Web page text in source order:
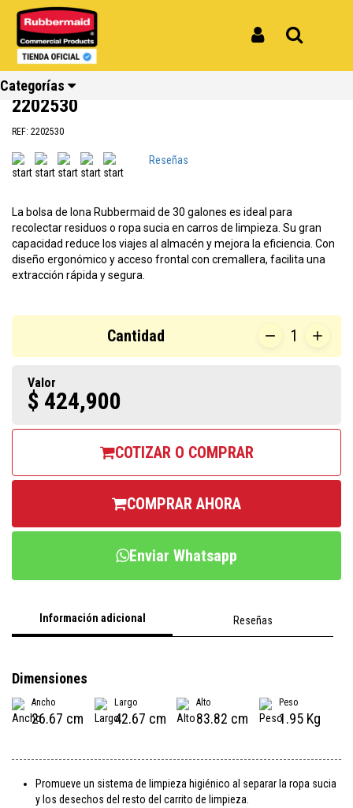
Categorías
Inicio
Productos
Bolsa de Vinilo Repuesto Para Carro de Limpieza 30 galones Rubbermaid
2202530
Bolsa de Vinilo Repuesto Para Carro
de Limpieza 30 galones Rubbermaid
2202530
REF: 2202530
Reseñas
La bolsa de lona Rubbermaid de 30 galones es ideal para
recolectar residuos o ropa sucia en carros de limpieza. Su gran
capacidad reduce los viajes al almacén y mejora la eficiencia. Con
diseño ergonómico y acceso frontal con cremallera, facilita una
extracción rápida y segura.
Cantidad 1
Valor
$ 424,900
COTIZAR O COMPRAR
COMPRAR AHORA
Enviar Whatsapp
Información adicional Reseñas
Dimensiones
Ancho
26.67 cm
Largo
42.67 cm
Alto
83.82 cm
Peso
1.95 Kg
Promueve un sistema de limpieza higiénico al separar la ropa sucia
y los desechos del resto del carrito de limpieza.
Ver todos
los
Reciclaje
Ver todos
los
Limpieza
Ver todos
los
Carros
Ver todos
los
Amoblamiento
Ver todos
los
Cocina
Ver todos
los
Repuestos